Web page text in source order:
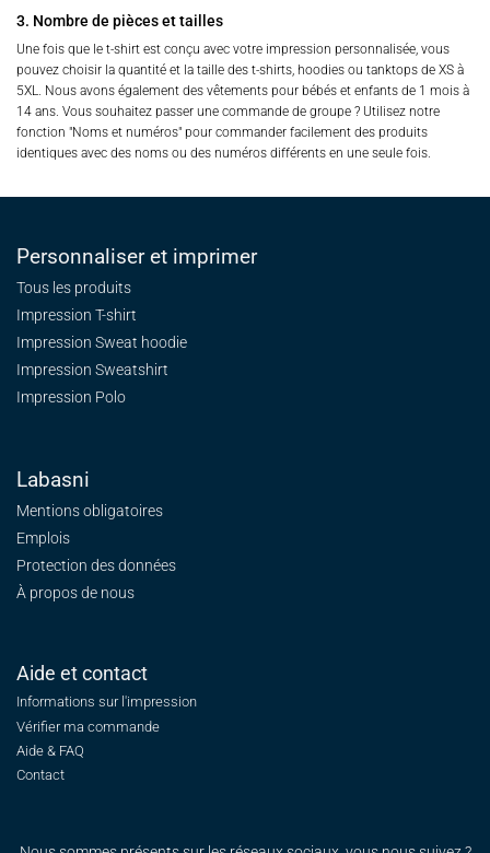
3. Nombre de pièces et tailles
Une fois que le t-shirt est conçu avec votre impression personnalisée, vous
pouvez choisir la quantité et la taille des t-shirts, hoodies ou tanktops de XS à
5XL. Nous avons également des vêtements pour bébés et enfants de 1 mois à
14 ans. Vous souhaitez passer une commande de groupe ? Utilisez notre
fonction "Noms et numéros" pour commander facilement des produits
identiques avec des noms ou des numéros différents en une seule fois.
Personnaliser et imprimer
Tous les produits
Impression T-shirt
Impression Sweat hoodie
Impression Sweatshirt
Impression Polo
Labasni
Mentions obligatoires
Emplois
Protection des données
À propos de nous
Aide et contact
Informations sur l'impression
Vérifier ma commande
Aide & FAQ
Contact